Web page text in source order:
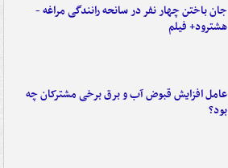
جان باختن چهار نفر در سانحه رانندگی مراغه -
هشترود+ فیلم
عامل افزایش قبوض آب و برق برخی مشترکان چه
بود؟